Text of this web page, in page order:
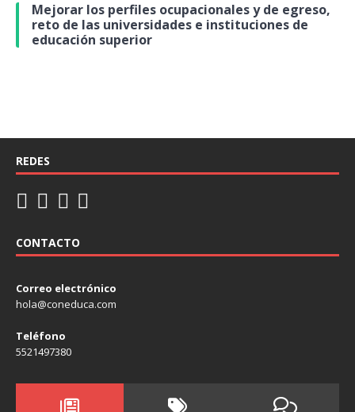
Mejorar los perfiles ocupacionales y de egreso,
reto de las universidades e instituciones de
educación superior
REDES
CONTACTO
Correo electrónico
hola@coneduca.com
Teléfono
5521497380